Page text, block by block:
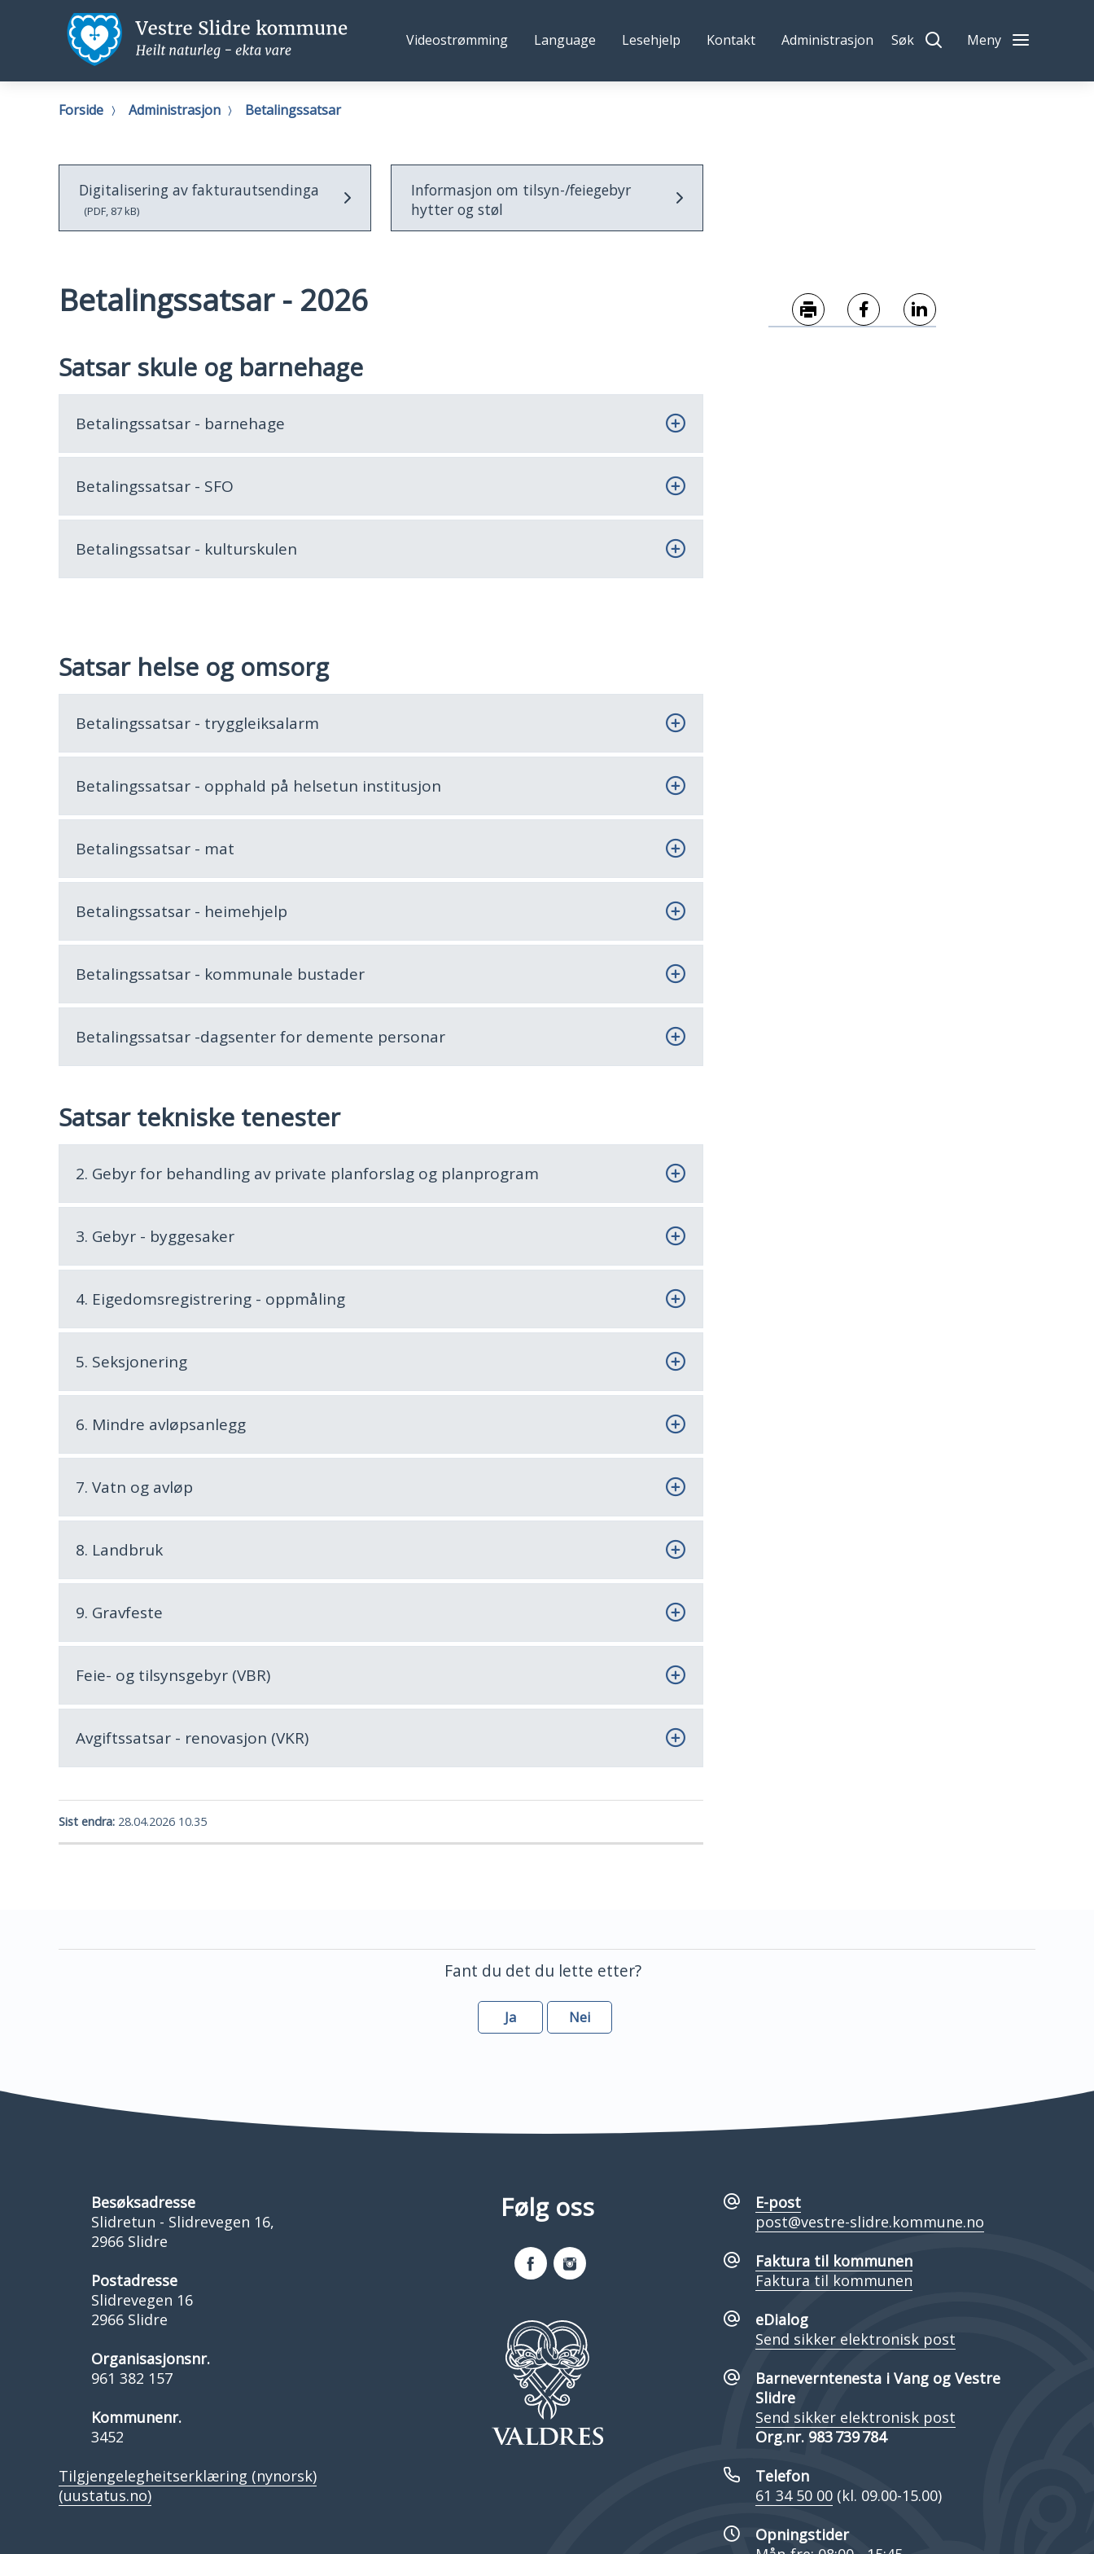
Vestre
Slidre
kommune
Vestre
kommune
Følg
Videostrømming Language Lesehjelp Kontakt Administrasjon Søk Meny
Du
Forside Administrasjon Betalingssatsar
Digitalisering av fakturautsendinga
(PDF, 87 kB)
Informasjon om tilsyn-/feiegebyr
hytter og støl
Betalingssatsar - 2026
Satsar skule og barnehage
Betalingssatsar - barnehage
Betalingssatsar - SFO
Betalingssatsar - kulturskulen
Satsar helse og omsorg
Betalingssatsar - tryggleiksalarm
Betalingssatsar - opphald på helsetun institusjon
Betalingssatsar - mat
Betalingssatsar - heimehjelp
Betalingssatsar - kommunale bustader
Betalingssatsar -dagsenter for demente personar
Satsar tekniske tenester
2. Gebyr for behandling av private planforslag og planprogram
3. Gebyr - byggesaker
4. Eigedomsregistrering - oppmåling
5. Seksjonering
6. Mindre avløpsanlegg
7. Vatn og avløp
8. Landbruk
9. Gravfeste
Feie- og tilsynsgebyr (VBR)
Avgiftssatsar - renovasjon (VKR)
Sist endra 28.04.2026 10.35
Fant du det du lette etter?
Ja Nei
Besøksadresse
Slidretun - Slidrevegen 16,
2966 Slidre
Postadresse
Slidrevegen 16
2966 Slidre
Organisasjonsnr.
961 382 157
Kommunenr.
3452
Tilgjengelegheitserklæring (nynorsk)
(uustatus.no)
Følg oss
FacebookInstagram
E-post
post@vestre-slidre.kommune.no
Faktura til kommunen
Faktura til kommunen
eDialog
Send sikker elektronisk post
Barneverntenesta i Vang og Vestre
Slidre
Send sikker elektronisk post
Org.nr. 983 739 784
Telefon
61 34 50 00 (kl. 09.00-15.00)
Opningstider